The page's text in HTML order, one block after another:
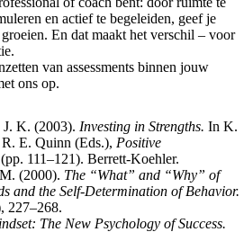
en actief te begeleiden, geef je
En dat maakt het verschil – voor
van assessments binnen jouw
ons op.
K. (2003). Investing in Strengths. In K.
E. Quinn (Eds.), Positive
(pp. 111–121). Berrett-Koehler.
(2000). The “What” and “Why” of
and the Self-Determination of Behavior.
227–268.
The New Psychology of Success.